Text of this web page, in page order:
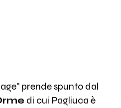
prende spunto dal
di cui Pagliuca è